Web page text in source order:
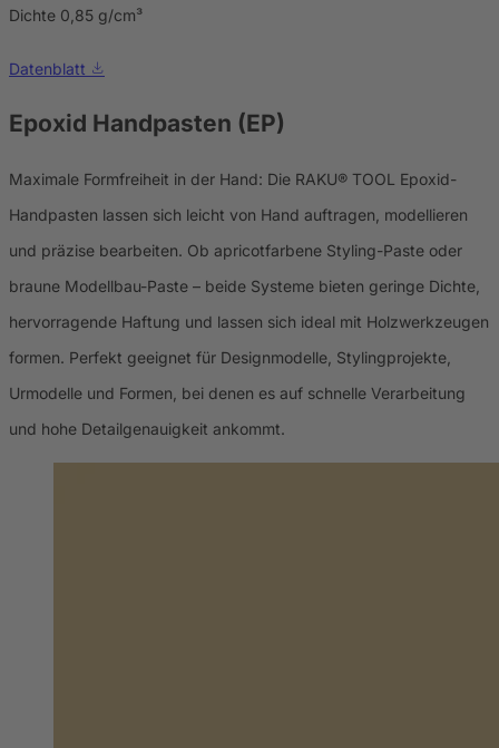
Dichte 0,85 g/cm³
Datenblatt
Epoxid Handpasten (EP)
Maximale Formfreiheit in der Hand: Die RAKU® TOOL Epoxid-
Handpasten lassen sich leicht von Hand auftragen, modellieren
und präzise bearbeiten. Ob apricotfarbene Styling-Paste oder
braune Modellbau-Paste – beide Systeme bieten geringe Dichte,
hervorragende Haftung und lassen sich ideal mit Holzwerkzeugen
formen. Perfekt geeignet für Designmodelle, Stylingprojekte,
Urmodelle und Formen, bei denen es auf schnelle Verarbeitung
und hohe Detailgenauigkeit ankommt.